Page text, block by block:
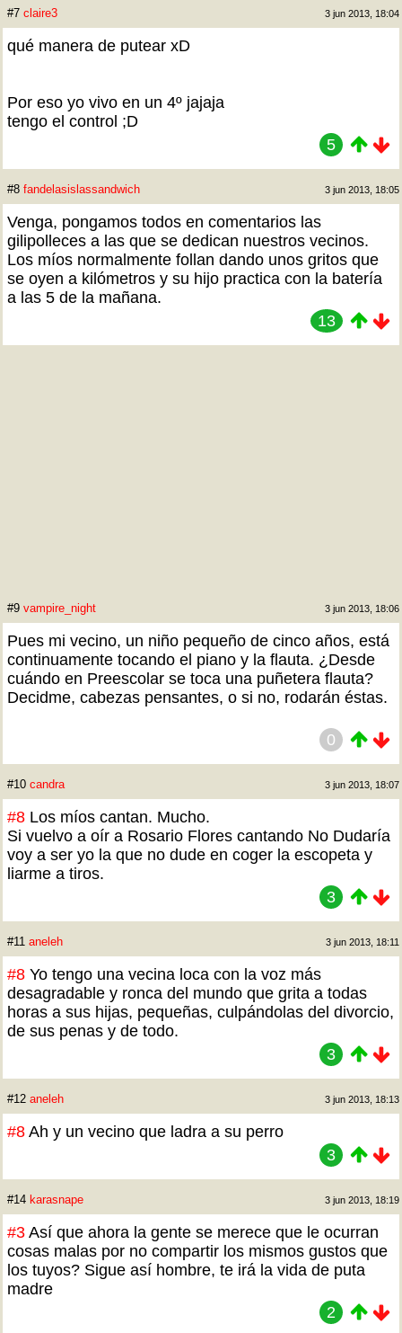
#7 claire3 3 jun 2013, 18:04
qué manera de putear xD
Por eso yo vivo en un 4º jajaja
tengo el control ;D
5
#8 fandelasislassandwich 3 jun 2013, 18:05
Venga, pongamos todos en comentarios las
gilipolleces a las que se dedican nuestros vecinos.
Los míos normalmente follan dando unos gritos que
se oyen a kilómetros y su hijo practica con la batería
a las 5 de la mañana.
13
#9 vampire_night 3 jun 2013, 18:06
Pues mi vecino, un niño pequeño de cinco años, está
continuamente tocando el piano y la flauta. ¿Desde
cuándo en Preescolar se toca una puñetera flauta?
Decidme, cabezas pensantes, o si no, rodarán éstas.
0
#10 candra 3 jun 2013, 18:07
#8 Los míos cantan. Mucho.
Si vuelvo a oír a Rosario Flores cantando No Dudaría
voy a ser yo la que no dude en coger la escopeta y
liarme a tiros.
3
#11 aneleh 3 jun 2013, 18:11
#8 Yo tengo una vecina loca con la voz más
desagradable y ronca del mundo que grita a todas
horas a sus hijas, pequeñas, culpándolas del divorcio,
de sus penas y de todo.
3
#12 aneleh 3 jun 2013, 18:13
#8 Ah y un vecino que ladra a su perro
3
#14 karasnape 3 jun 2013, 18:19
#3 Así que ahora la gente se merece que le ocurran
cosas malas por no compartir los mismos gustos que
los tuyos? Sigue así hombre, te irá la vida de puta
madre
2